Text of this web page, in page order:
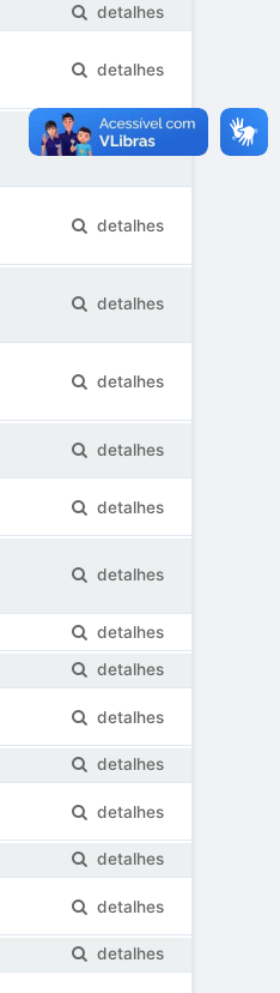
detalhes
detalhes
detalhes
detalhes
detalhes
detalhes
detalhes
detalhes
detalhes
detalhes
detalhes
detalhes
detalhes
detalhes
detalhes
detalhes
detalhes